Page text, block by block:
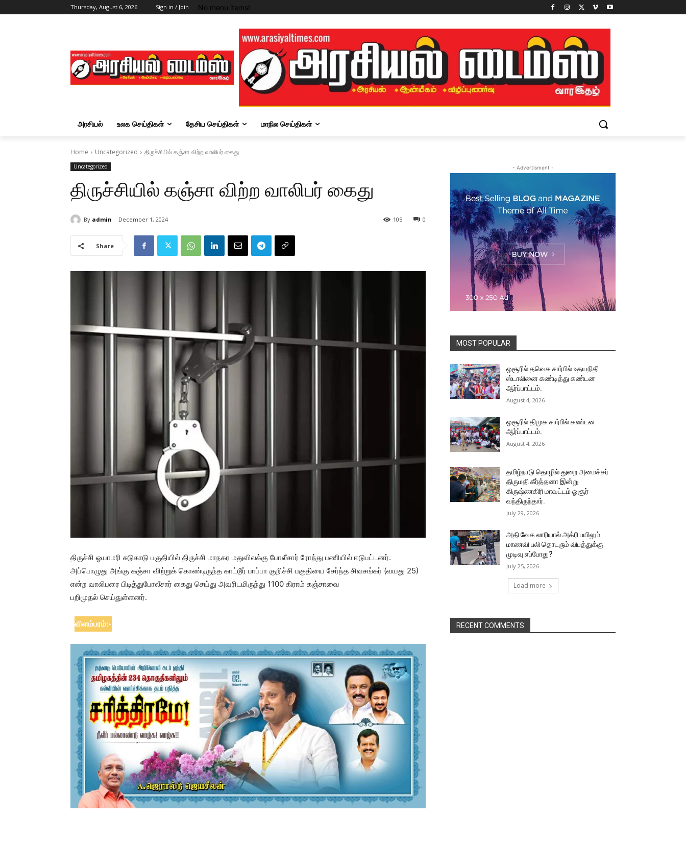
Thursday, August 6, 2026 Sign in / Join No menu items!
அரசியல் உலக செய்திகள் தேசிய செய்திகள் மாநில செய்திகள்
Home Uncategorized திருச்சியில் கஞ்சா விற்ற வாலிபர் கைது
Uncategorized
திருச்சியில் கஞ்சா விற்ற வாலிபர் கைது
By admin December 1, 2024 0
105
Share
திருச்சி ஓயாமரி சுடுகாடு பகுதியில் திருச்சி மாநகர மதுவிலக்கு போலீசார் ரோந்து பணியில் ஈடுபட்டனர்.
அப்பொழுது அங்கு கஞ்சா விற்றுக் கொண்டிருந்த காட்டூர் பாப்பா குறிச்சி பகுதியை சேர்ந்த சிவசங்கர் (வயது 25)
என்ற வாலிபரை பிடித்துபோலீசார் கைது செய்து அவரிடமிருந்து 1100 கிராம் கஞ்சாவை
பறிமுதல் செய்துள்ளனர்.
விளம்பரம்:-
- Advertisment -
MOST POPULAR
ஓசூரில் தவெக சார்பில் உதயநிதி
ஸ்டாலினை கண்டித்து கண்டன
ஆர்ப்பாட்டம்.
August 4, 2026
ஓசூரில் திமுக சார்பில் கண்டன
ஆர்ப்பாட்டம்.
August 4, 2026
தமிழ்நாடு தொழில் துறை அமைச்சர்
திருமதி கீர்த்தனா இன்று
கிருஷ்ணகிரி மாவட்டம் ஓசூர்
வந்திருந்தார்.
July 29, 2026
அதி வேக லாரியால் அக்ரி பயிலும்
மாணவி பலி தொடரும் விபத்துக்கு
முடிவு எப்போது?
July 25, 2026
Load more
RECENT COMMENTS